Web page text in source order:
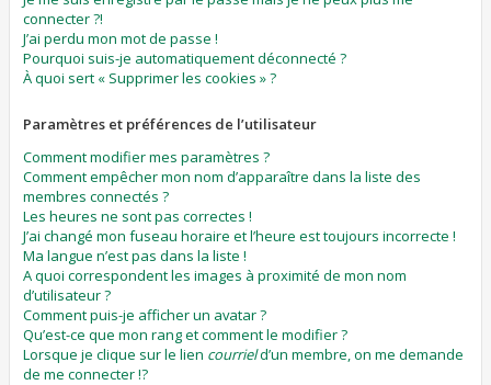
connecter ?!
J’ai perdu mon mot de passe !
Pourquoi suis-je automatiquement déconnecté ?
À quoi sert « Supprimer les cookies » ?
Paramètres et préférences de l’utilisateur
Comment modifier mes paramètres ?
Comment empêcher mon nom d’apparaître dans la liste des
membres connectés ?
Les heures ne sont pas correctes !
J’ai changé mon fuseau horaire et l’heure est toujours incorrecte !
Ma langue n’est pas dans la liste !
A quoi correspondent les images à proximité de mon nom
d’utilisateur ?
Comment puis-je afficher un avatar ?
Qu’est-ce que mon rang et comment le modifier ?
Lorsque je clique sur le lien courrield’un membre, on me demande
de me connecter !?